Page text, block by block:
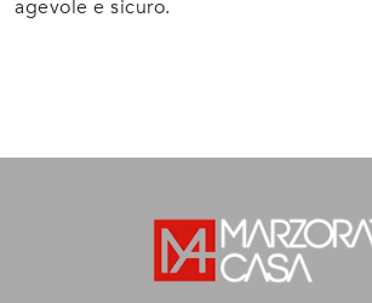
agevole e sicuro.